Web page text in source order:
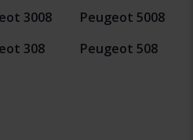
3008
308
Peugeot 5008
Peugeot 508